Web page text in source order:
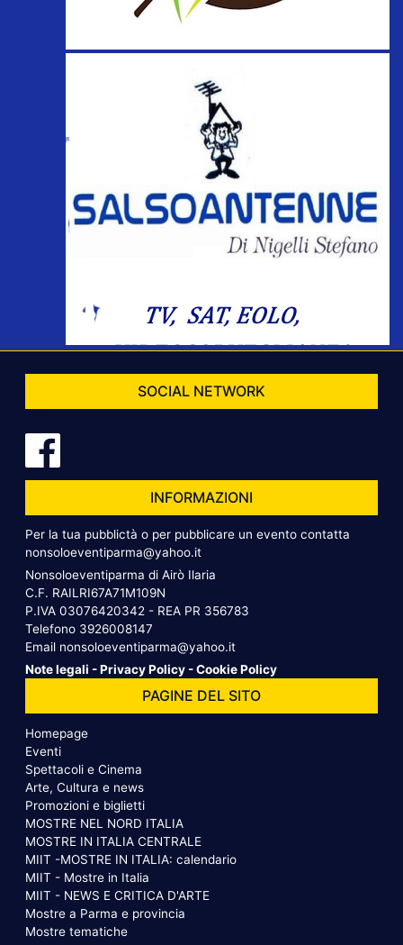
SOCIAL NETWORK
INFORMAZIONI
Per la tua pubblictà o per pubblicare un evento contatta
nonsoloeventiparma@yahoo.it
Nonsoloeventiparma di Airò Ilaria
C.F. RAILRI67A71M109N
P.IVA 03076420342 - REA PR 356783
Telefono 3926008147
Email nonsoloeventiparma@yahoo.it
Note legali -Privacy Policy -Cookie Policy
PAGINE DEL SITO
Homepage
Eventi
Spettacoli e Cinema
Arte, Cultura e news
Promozioni e biglietti
MOSTRE NEL NORD ITALIA
MOSTRE IN ITALIA CENTRALE
MIIT -MOSTRE IN ITALIA: calendario
MIIT - Mostre in Italia
MIIT - NEWS E CRITICA D'ARTE
Mostre a Parma e provincia
Mostre tematiche